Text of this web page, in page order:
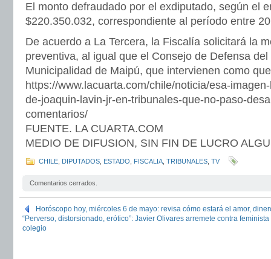
El monto defraudado por el exdiputado, según el
$220.350.032, correspondiente al período entre
De acuerdo a La Tercera, la Fiscalía solicitará la
preventiva, al igual que el Consejo de Defensa
Municipalidad de Maipú, que intervienen como
https://www.lacuarta.com/chile/noticia/esa-
de-joaquin-lavin-jr-en-tribunales-que-no-paso-
comentarios/
FUENTE. LA CUARTA.COM
MEDIO DE DIFUSION, SIN FIN DE LUCRO
CHILE DIPUTADOS ESTADO FISCALIA TRIBUNALES TV
Comentarios cerrados.
Horóscopo hoy, miércoles 6 de mayo: revisa cómo estará el amor,
“Perverso, distorsionado, erótico”: Javier Olivares arremete contra
colegio